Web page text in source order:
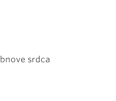
srdca